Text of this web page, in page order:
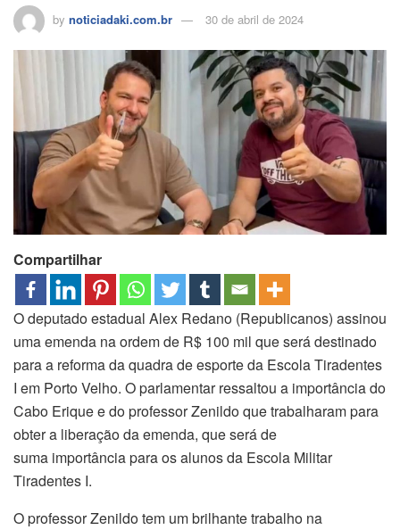
by noticiadaki.com.br 30 de abril de 2024
Compartilhar
O deputado estadual Alex Redano (Republicanos) assinou
uma emenda na ordem de R$ 100 mil que será destinado
para a reforma da quadra de esporte da Escola Tiradentes
I em Porto Velho. O parlamentar ressaltou a importância do
Cabo Erique e do professor Zenildo que trabalharam para
obter a liberação da emenda, que será de
suma importância para os alunos da Escola Militar
Tiradentes I.
O professor Zenildo tem um brilhante trabalho na